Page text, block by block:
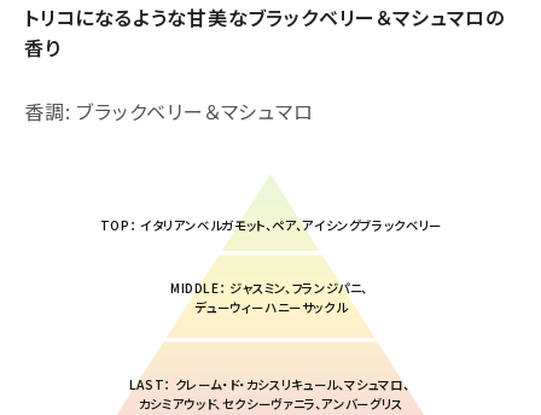
トリコになるような甘美なブラックベリー＆マシュマロの
香り
香調: ブラックベリー＆マシュマロ
TOP： イタリアンベルガモット、ペア、アイシングブラックベリー
MIDDLE： ジャスミン、フランジパニ、
デューウィーハニーサックル
LAST： クレーム・ド・カシスリキュール、マシュマロ、
カシミアウッド、セクシーヴァニラ、アンバーグリス